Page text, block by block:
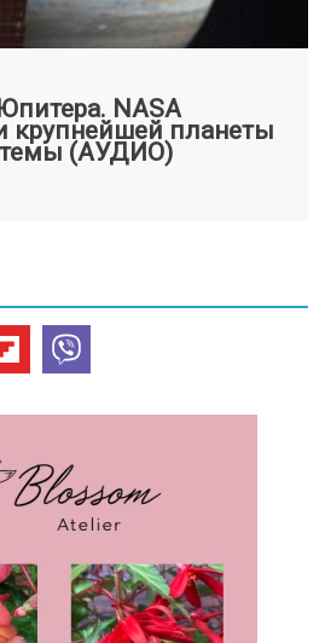
NASA
крупнейшей планеты
(АУДИО)